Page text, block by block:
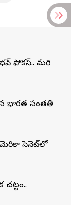
ఫోకస్.. మరి
భారత సంతతి
సెనెట్‌లో
చట్టం..